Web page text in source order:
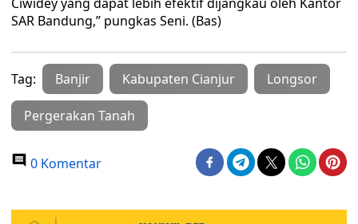
SAR Bandung,” pungkas Seni. (Bas)
Tag: Banjir Kabupaten Cianjur Longsor
Pergerakan Tanah
0 Komentar